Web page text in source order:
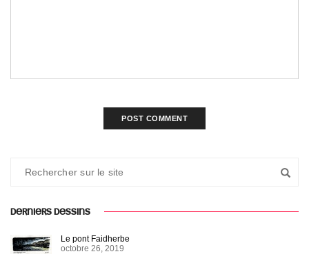
DERNIERS DESSINS
Le pont Faidherbe
octobre 26, 2019